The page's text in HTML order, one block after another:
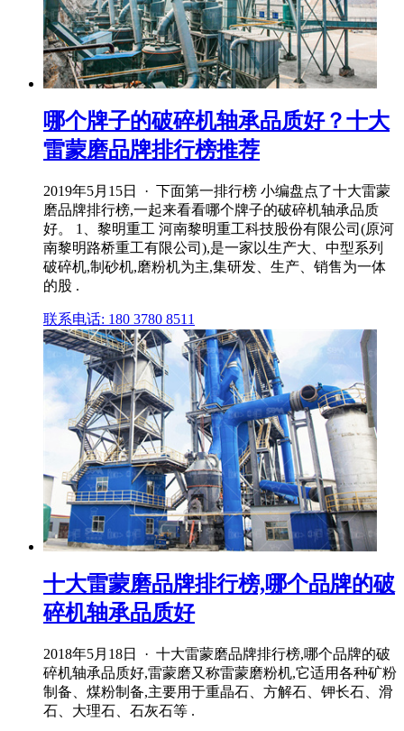
哪个牌子的破碎机轴承品质好？十大
雷蒙磨品牌排行榜推荐
2019年5月15日 · 下面第一排行榜 小编盘点了十大雷蒙
磨品牌排行榜,一起来看看哪个牌子的破碎机轴承品质
好。 1、黎明重工 河南黎明重工科技股份有限公司(原河
南黎明路桥重工有限公司),是一家以生产大、中型系列
破碎机,制砂机,磨粉机为主,集研发、生产、销售为一体
的股 .
联系电话: 180 3780 8511
十大雷蒙磨品牌排行榜,哪个品牌的破
碎机轴承品质好
2018年5月18日 · 十大雷蒙磨品牌排行榜,哪个品牌的破
碎机轴承品质好,雷蒙磨又称雷蒙磨粉机,它适用各种矿粉
制备、煤粉制备,主要用于重晶石、方解石、钾长石、滑
石、大理石、石灰石等 .